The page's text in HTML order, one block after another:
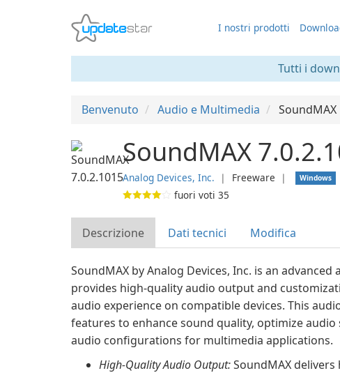
I nostri prodotti
Tutti i
Benvenuto Audio e Multimedia SoundMAX
SoundMAX
Analog Devices, Inc. ❘ Freeware ❘ Windows
fuori voti 35
Descrizione Dati tecnici Modifica
SoundMAX by Analog Devices, Inc. is an
provides high-quality audio output and
audio experience on compatible devices. This
features to enhance sound quality, optimize
audio configurations for multimedia applications.
High-Quality Audio Output:SoundMAX